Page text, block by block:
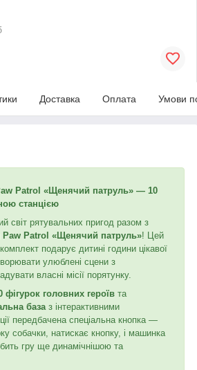
Доставка Оплата Умови
Patrol «Щенячий патруль» — 10
станцією
світ рятувальних пригод разом з
Paw Patrol «Щенячий патруль»! Цей
подарує дитині години цікавої
улюблені сцени з
власні місії порятунку.
фігурок головних героїв та
база з інтерактивними
передбачена спеціальна кнопка —
собачки, натискає кнопку, і машинка
гру ще динамічнішою та